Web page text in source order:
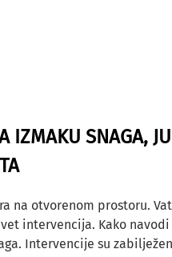
IZMAKU SNAGA,
na otvorenom prostoru.
intervencija. Kako
Intervencije su